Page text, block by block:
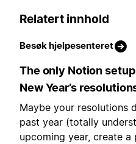
Relatert innhold
Besøk hjelpesenteret
The only Notion
New Year’s
Maybe your resolutions
past year (totally
upcoming year, create